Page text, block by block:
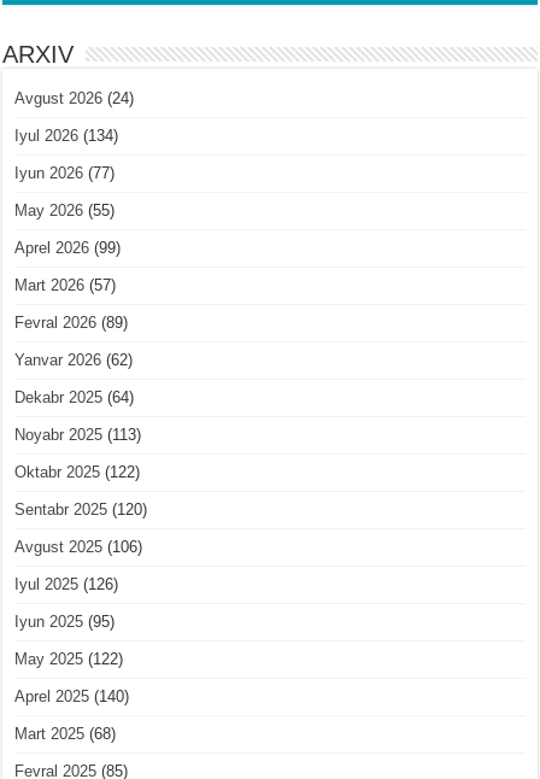
ARXIV
Avgust 2026 (24)
Iyul 2026 (134)
Iyun 2026 (77)
May 2026 (55)
Aprel 2026 (99)
Mart 2026 (57)
Fevral 2026 (89)
Yanvar 2026 (62)
Dekabr 2025 (64)
Noyabr 2025 (113)
Oktabr 2025 (122)
Sentabr 2025 (120)
Avgust 2025 (106)
Iyul 2025 (126)
Iyun 2025 (95)
May 2025 (122)
Aprel 2025 (140)
Mart 2025 (68)
Fevral 2025 (85)